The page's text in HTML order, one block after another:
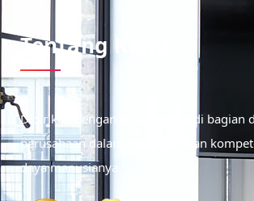
Tentang Kami
Didirikan dengan tujuan menjadi bagian
perusahaan dalam meningkatkan
daya manusianya.